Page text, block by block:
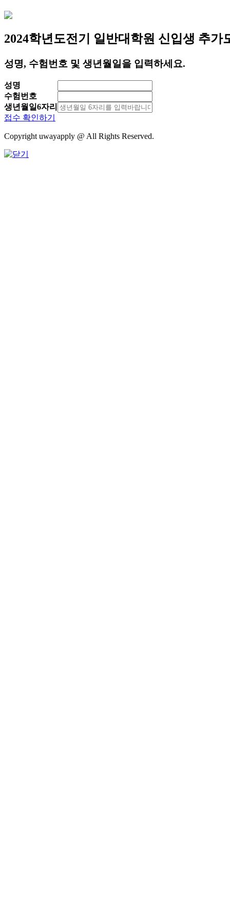
2024학년도전기 일반대학원 신입생 추가
성명, 수험번호 및 생년월일을 입력하세요.
성명
수험번호
생년월일6자리
접수 확인하기
Copyright uwayapply @ All Rights Reserved.